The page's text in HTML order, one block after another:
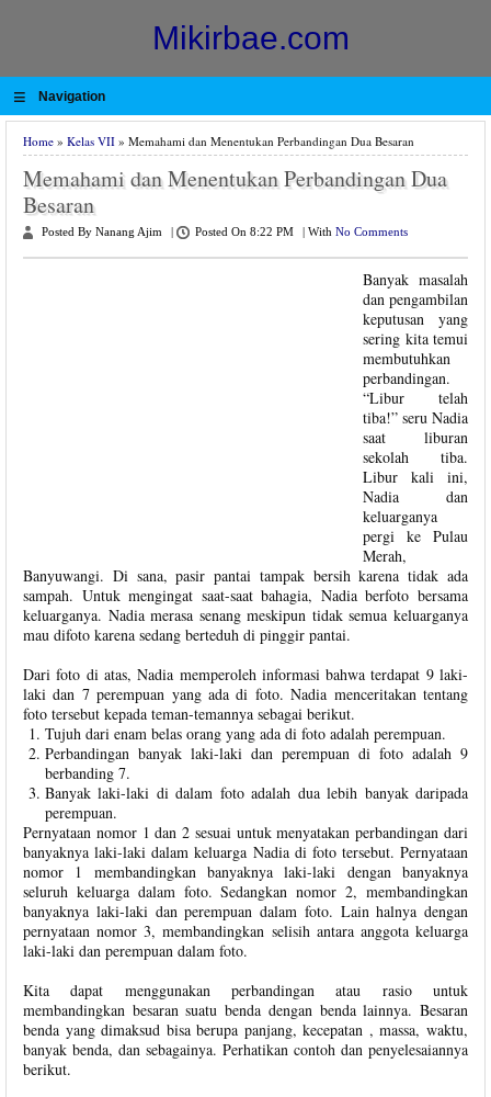
Mikirbae.com
≡ Navigation
Home » Kelas VII » Memahami dan Menentukan Perbandingan Dua Besaran
Memahami dan Menentukan Perbandingan Dua
Besaran
Posted By Nanang Ajim Posted On 8:22 PM With No Comments
Banyak masalah
dan pengambilan
keputusan yang
sering kita temui
membutuhkan
perbandingan.
“Libur telah
tiba!” seru Nadia
saat liburan
sekolah tiba.
Libur kali ini,
Nadia dan
keluarganya
pergi ke Pulau
Merah,
Banyuwangi. Di sana, pasir pantai tampak bersih karena tidak ada
sampah. Untuk mengingat saat-saat bahagia, Nadia berfoto bersama
keluarganya. Nadia merasa senang meskipun tidak semua keluarganya
mau difoto karena sedang berteduh di pinggir pantai.
Dari foto di atas, Nadia memperoleh informasi bahwa terdapat 9 laki-
laki dan 7 perempuan yang ada di foto. Nadia menceritakan tentang
foto tersebut kepada teman-temannya sebagai berikut.
Tujuh dari enam belas orang yang ada di foto adalah perempuan.
Perbandingan banyak laki-laki dan perempuan di foto adalah 9
berbanding 7.
Banyak laki-laki di dalam foto adalah dua lebih banyak daripada
perempuan.
Pernyataan nomor 1 dan 2 sesuai untuk menyatakan perbandingan dari
banyaknya laki-laki dalam keluarga Nadia di foto tersebut. Pernyataan
nomor 1 membandingkan banyaknya laki-laki dengan banyaknya
seluruh keluarga dalam foto. Sedangkan nomor 2, membandingkan
banyaknya laki-laki dan perempuan dalam foto. Lain halnya dengan
pernyataan nomor 3, membandingkan selisih antara anggota keluarga
laki-laki dan perempuan dalam foto.
Kita dapat menggunakan perbandingan atau rasio untuk
membandingkan besaran suatu benda dengan benda lainnya. Besaran
benda yang dimaksud bisa berupa panjang, kecepatan , massa, waktu,
banyak benda, dan sebagainya. Perhatikan contoh dan penyelesaiannya
berikut.